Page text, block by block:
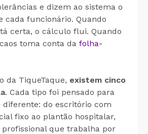
e dizem ao sistema o
cada funcionário. Quando
certa, o cálculo flui. Quando
toma conta da folha-
da TiqueTaque, existem cinco
. Cada tipo foi pensado para
diferente: do escritório com
fixo ao plantão hospitalar,
profissional que trabalha por